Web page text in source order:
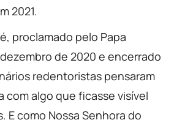
2021.
proclamado pelo Papa
de 2020 e encerrado
redentoristas pensaram
com algo que ficasse visível
E como Nossa Senhora do